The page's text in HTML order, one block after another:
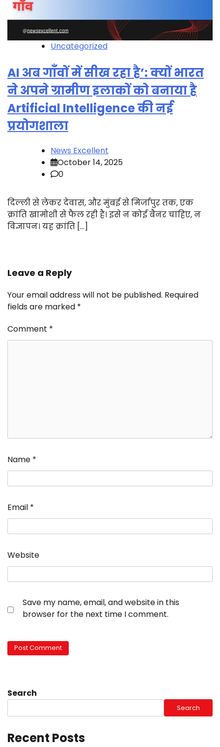
Uncategorized
AI अब गाँवों में सीख रहा है’: क्यों भारत
ने अपने ग्रामीण इलाकों को बनाया है
Artificial Intelligence की नई
प्रयोगशाला
News Excellent
October 14, 2025
0
दिल्ली से लेकर देवास, और मुंबई से मिर्जापुर तक, एक
क्रांति खामोशी से फैल रही है। इसे न कोई बैनर चाहिए, न
विज्ञापन। यह क्रांति […]
Leave a Reply
Your email address will not be published. Required
fields are marked *
Comment *
Name *
Email *
Website
Save my name, email, and website in this
browser for the next time I comment.
Search
Search
Recent Posts